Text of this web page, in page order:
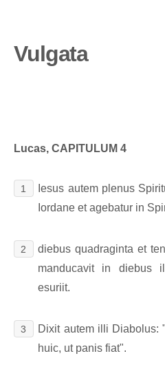
Vulgata
Lucas, CAPITULUM 4
1
Iesus autem plenus
Iordane et agebatur in
2
diebus quadraginta et
manducavit in diebus
esuriit.
3
Dixit autem illi Diabolus:
huic, ut panis fiat".